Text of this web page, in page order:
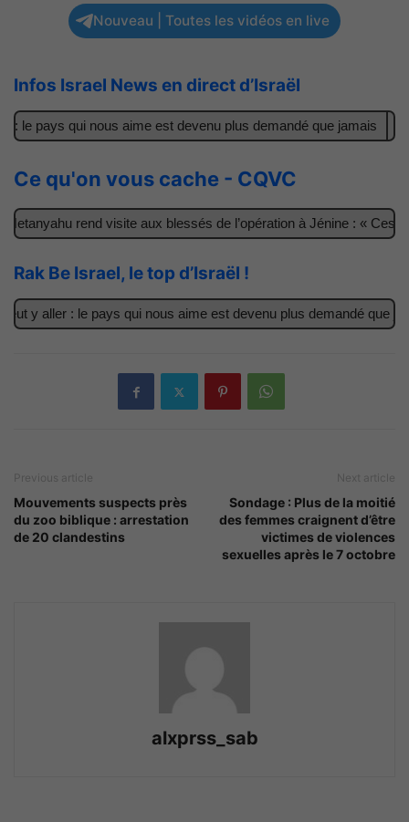
Nouveau | Toutes les vidéos en live
Infos Israel News en direct d’Israël
le pays qui nous aime est devenu plus demandé que jamais
Ce qu'on vous cache - CQVC
rend visite aux blessés de l’opération à Jénine : « Ces
Rak Be Israel, le top d’Israël !
y aller : le pays qui nous aime est devenu plus demandé que
Previous article
Mouvements suspects près
du zoo biblique : arrestation
de 20 clandestins
Next article
Sondage : Plus de la moitié
des femmes craignent d’être
victimes de violences
sexuelles après le 7 octobre
alxprss_sab